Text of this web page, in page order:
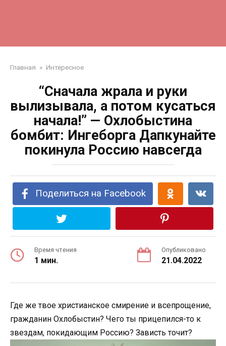
Главная » Интересное
“Сначала жрала и руки
вылизывала, а потом кусаться
начала!” — Охлобыстина
бомбит: Ингеборга Дапкунайте
покинула Россию навсегда
Поделиться на Facebook
Время чтения
1 мин.
Опубликовано
21.04.2022
Где же твое христианское смирение и всепрощение,
гражданин Охлобыстин? Чего ты прицепился-то к
звездам, покидающим Россию? Зависть точит?